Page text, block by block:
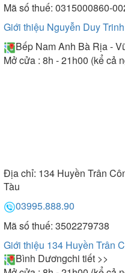
Mã số thuế: 0315000860-
Giới thiệu Nguyễn Duy Trinh
Bếp Nam Anh Bà Rịa -
Mở cửa : 8h - 21h00 (kể cả
Địa chỉ: 134 Huyền Trân
Tàu
03995.888.90
Mã số thuế: 3502279738
Giới thiệu 134 Huyền Trân
Bình Dươngchi tiết >>